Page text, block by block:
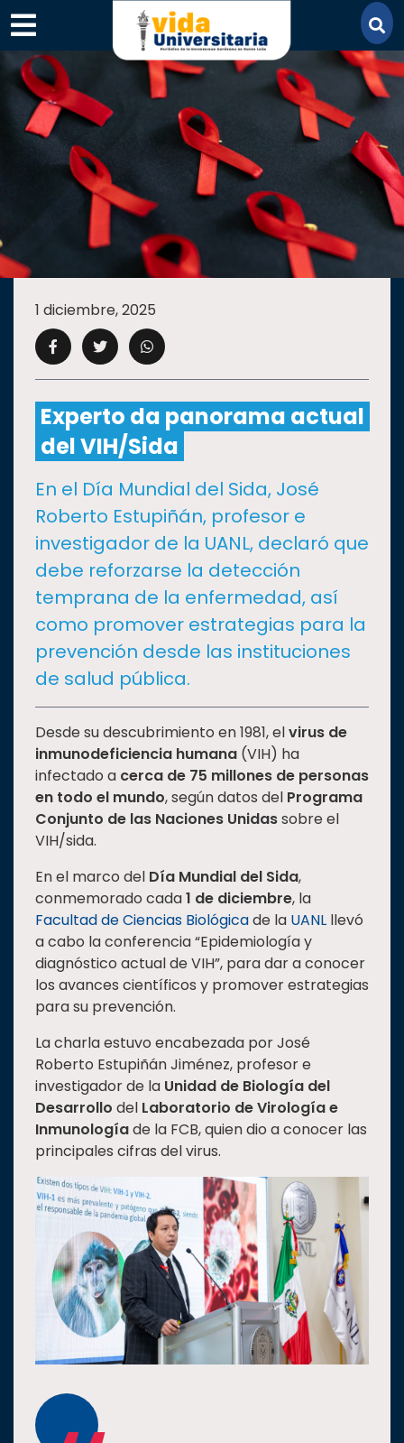
×
SECCIONES
ACADEMIA
CAMPUS UANL
CULTURA
DEPORTES
I+D+IEXPERTOS
SALUD
SUSTENTABILIDAD
TEMAS
Oferta
educativa
Estudiantes
Investigación
Internacionalización
Responsabilidad
social
Vinculación
Historia
Universiada
Nacional
1 diciembre, 2025
Experto da panorama actual
del VIH/Sida
En el Día Mundial del Sida, José
Roberto Estupiñán, profesor e
investigador de la UANL, declaró que
debe reforzarse la detección
temprana de la enfermedad, así
como promover estrategias para la
prevención desde las instituciones
de salud pública.
Desde su descubrimiento en 1981, elvirus de
inmunodeficiencia humana (VIH) ha
infectado a cerca de 75 millones de personas
en todo el mundo, según datos del Programa
Conjunto de las Naciones Unidassobre el
VIH/sida.
En el marco del Día Mundial del Sida,
conmemorado cada1 de diciembre, la
Facultad de Ciencias Biológicade la UANL llevó
a cabo la conferencia “Epidemiología y
diagnóstico actual de VIH”, para dar a conocer
los avances científicos y promover estrategias
para su prevención.
La charla estuvo encabezada por José
Roberto Estupiñán Jiménez, profesor e
investigador de la Unidad de Biología del
Desarrollo del Laboratorio de Virología e
Inmunologíade la FCB, quien dio a conocer las
principales cifras del virus.